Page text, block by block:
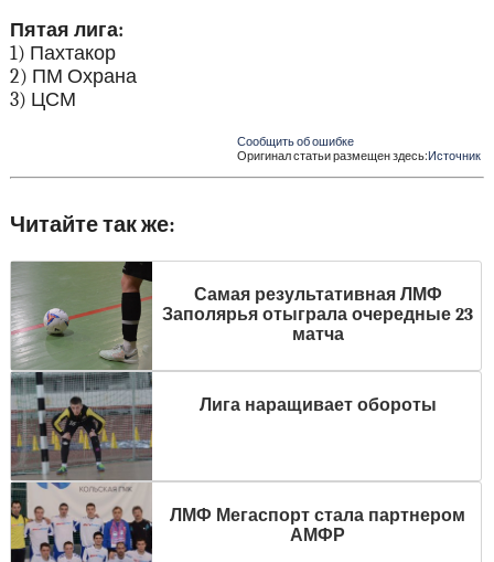
Пятая лига:
1) Пахтакор
2) ПМ Охрана
3) ЦСМ
Сообщить об ошибке
Оригинал статьи размещен здесь:Источник
Читайте так же:
Самая результативная ЛМФ
Заполярья отыграла очередные 23
матча
Лига наращивает обороты
ЛМФ Мегаспорт стала партнером
АМФР